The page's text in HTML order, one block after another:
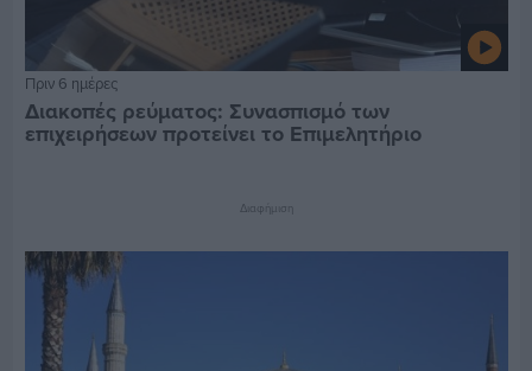
Πριν 6 ημέρες
Διακοπές ρεύματος: Συνασπισμό των
επιχειρήσεων προτείνει το Επιμελητήριο
Διαφήμιση